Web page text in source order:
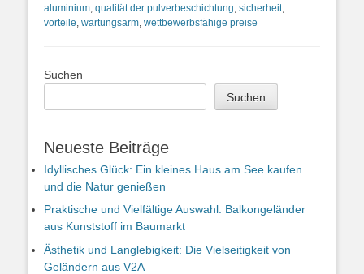
aluminium qualität der pulverbeschichtung sicherheit,
vorteile wartungsarm wettbewerbsfähige preise
Suchen
Suchen
Neueste Beiträge
Idyllisches Glück: Ein kleines Haus am See kaufen
und die Natur genießen
Praktische und Vielfältige Auswahl: Balkongeländer
aus Kunststoff im Baumarkt
Ästhetik und Langlebigkeit: Die Vielseitigkeit von
Geländern aus V2A